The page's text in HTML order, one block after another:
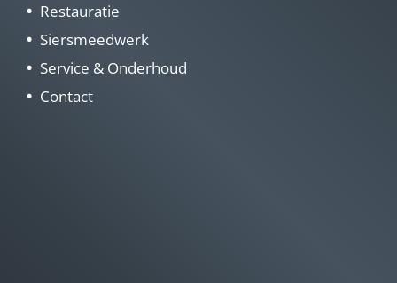
Restauratie
Siersmeedwerk
Service & Onderhoud
Contact